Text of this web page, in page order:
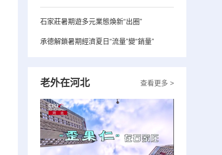
石家莊暑期遊多元業態煥新“出圈”
承德解鎖暑期經濟夏日“流量”變“銷量”
查看更多 >
老外在河北